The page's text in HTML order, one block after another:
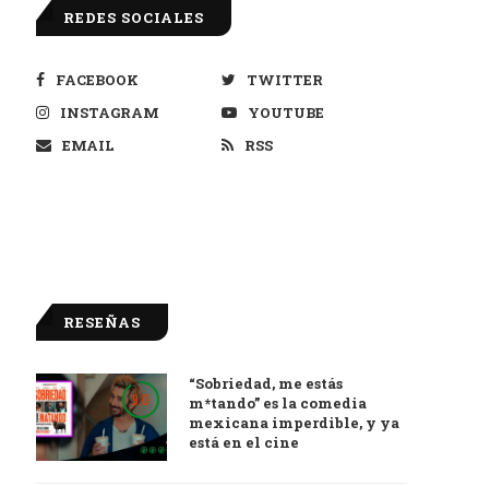
REDES SOCIALES
FACEBOOK
TWITTER
INSTAGRAM
YOUTUBE
EMAIL
RSS
RESEÑAS
9.0
“Sobriedad, me estás
m*tando” es la comedia
mexicana imperdible, y ya
está en el cine